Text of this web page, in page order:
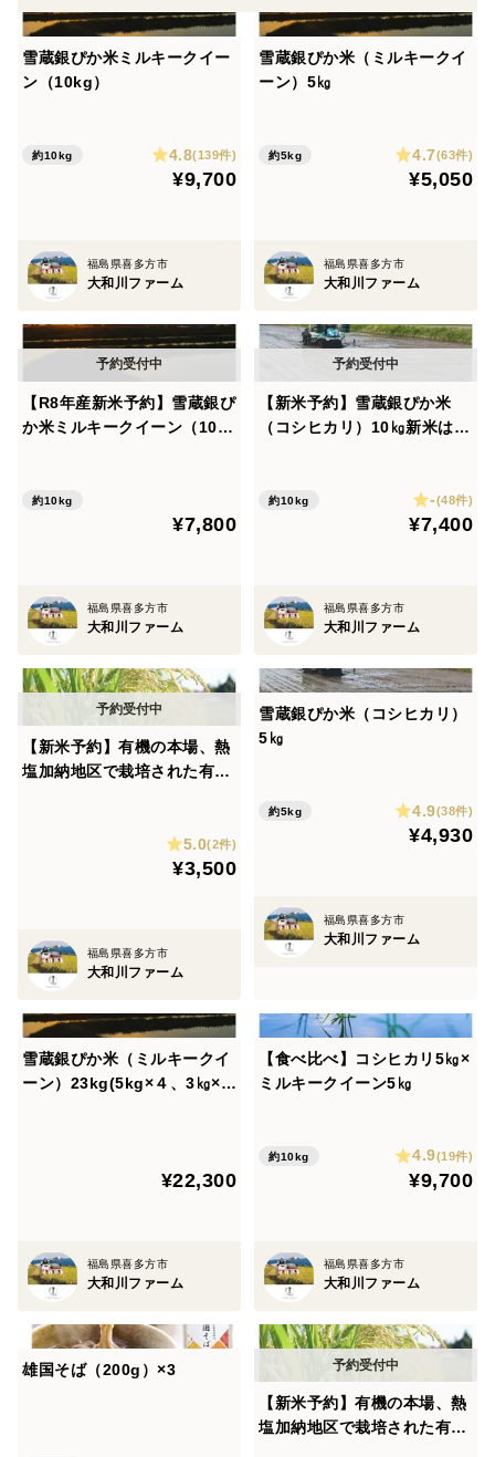
雪蔵銀ぴか米ミルキークイー
ン（10kg）
約10kg 4.8(139件)
¥9,700
福島県喜多方市
大和川ファーム
雪蔵銀ぴか米（ミルキークイ
ーン）5㎏
約5kg 4.7(63件)
¥5,050
福島県喜多方市
大和川ファーム
【R8年産新米予約】雪蔵銀ぴ
か米ミルキークイーン（10k
約10kg
¥7,800
福島県喜多方市
大和川ファーム
【新米予約】雪蔵銀ぴか米
（コシヒカリ）10㎏新米は1
約10kg -(48件)
¥7,400
福島県喜多方市
大和川ファーム
【新米予約】有機の本場、熱
塩加納地区で栽培された有機
5.0(2件)
¥3,500
福島県喜多方市
大和川ファーム
雪蔵銀ぴか米（コシヒカリ）
5㎏
約5kg 4.9(38件)
¥4,930
福島県喜多方市
大和川ファーム
雪蔵銀ぴか米（ミルキークイ
ーン）23kg(5kg×４、3㎏×
¥22,300
福島県喜多方市
大和川ファーム
【食べ比べ】コシヒカリ5㎏×
ミルキークイーン5㎏
約10kg 4.9(19件)
¥9,700
福島県喜多方市
大和川ファーム
雄国そば（200g）×3
【新米予約】有機の本場、熱
塩加納地区で栽培された有機